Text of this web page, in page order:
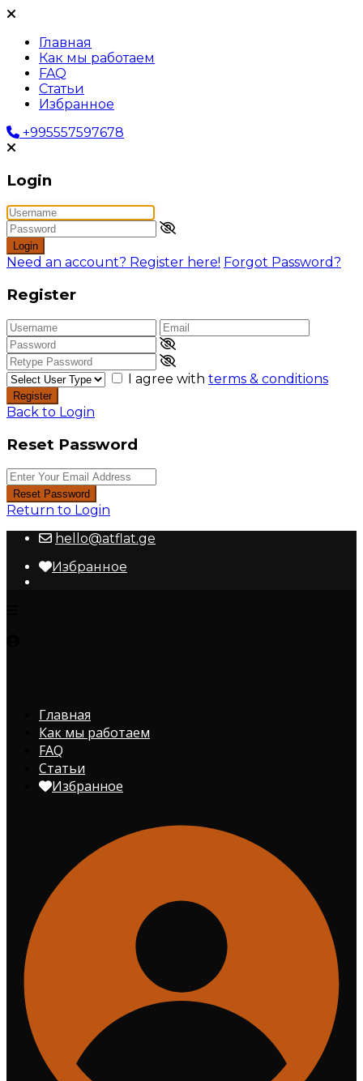
Главная
Как мы работаем
FAQ
Статьи
Избранное
+995557597678
Login
Login
Need an account? Register here! Forgot Password?
Register
I agree with terms & conditions
Register
Back to Login
Reset Password
Reset Password
Return to Login
hello@atflat.ge
Избранное
Главная
Как мы работаем
FAQ
Статьи
Избранное